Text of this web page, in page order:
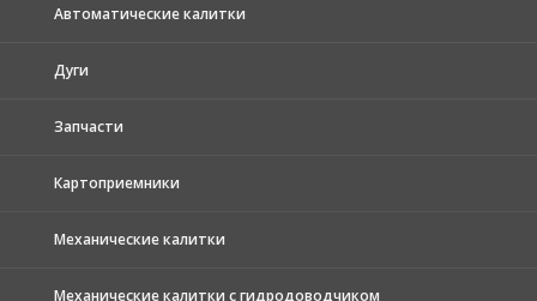
Автоматические калитки
Дуги
Запчасти
Картоприемники
Механические калитки
Механические калитки с гидродоводчиком